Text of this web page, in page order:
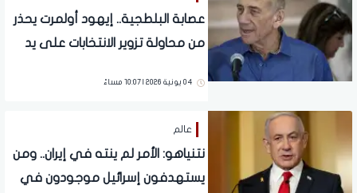
عصابة البلطجية.. إيهود أولمرت يحذر
من محاولة تزوير الانتخابات على يد
04 يونية 2026 | 10:07 مساءً
عالم
نتنياهو: الأمر لم ينته في إيران.. ومن
يستهدفون إسرائيل موجودون في